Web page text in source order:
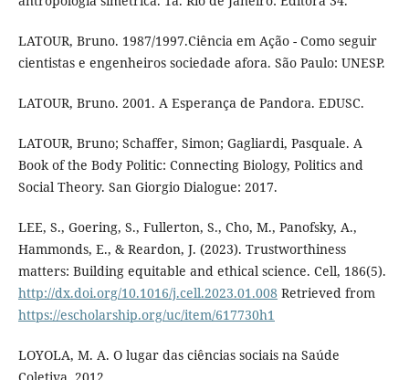
LATOUR, Bruno. 1987/1997.Ciência em Ação - Como seguir
cientistas e engenheiros sociedade afora. São Paulo: UNESP.
LATOUR, Bruno. 2001. A Esperança de Pandora. EDUSC.
LATOUR, Bruno; Schaffer, Simon; Gagliardi, Pasquale. A
Book of the Body Politic: Connecting Biology, Politics and
Social Theory. San Giorgio Dialogue: 2017.
LEE, S., Goering, S., Fullerton, S., Cho, M., Panofsky, A.,
Hammonds, E., & Reardon, J. (2023). Trustworthiness
matters: Building equitable and ethical science. Cell, 186(5).
http://dx.doi.org/10.1016/j.cell.2023.01.008 Retrieved from
https://escholarship.org/uc/item/617730h1
LOYOLA, M. A. O lugar das ciências sociais na Saúde